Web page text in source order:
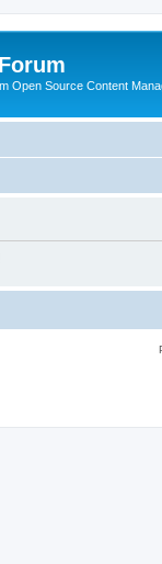
Open Source Content